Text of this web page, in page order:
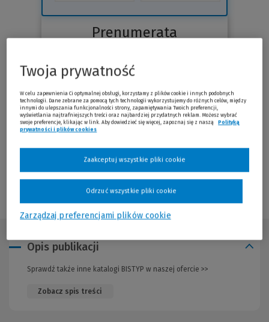
Prenumerata
Sprawdź
Opis publikacji
Sprawdź także inne katalogi BISTYP w naszej ofercie >>
Zobacz spis treści
Twoja prywatność
W celu zapewnienia Ci optymalnej obsługi, korzystamy z plików cookie i innych podobnych
technologii. Dane zebrane za pomocą tych technologii wykorzystujemy do różnych celów, między
innymi do ulepszania funkcjonalności strony, zapamiętywania Twoich preferencji,
wyświetlania najtrafniejszych treści oraz najbardziej przydatnych reklam. Możesz wybrać
swoje preferencje, klikając w link. Aby dowiedzieć się więcej, zapoznaj się z naszą
Polityką
prywatności i plików cookies
Zarządzaj preferencjami plików cookie
Odrzuć wszystkie pliki cookie
Zaakceptuj wszystkie pliki cookie